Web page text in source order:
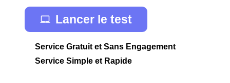
Lancer le test
Service Gratuit et Sans Engagement
Service Simple et Rapide